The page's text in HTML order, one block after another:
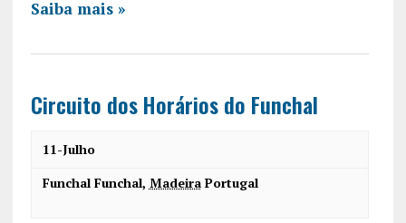
n
d
i
w
o
n
Saiba mais »
Circuito dos Horários do Funchal
11-Julho
Funchal Funchal, Madeira Portugal